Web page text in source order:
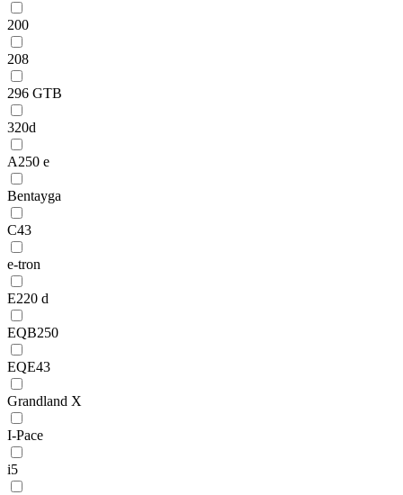
200
208
296 GTB
320d
A250 e
Bentayga
C43
e-tron
E220 d
EQB250
EQE43
Grandland X
I-Pace
i5